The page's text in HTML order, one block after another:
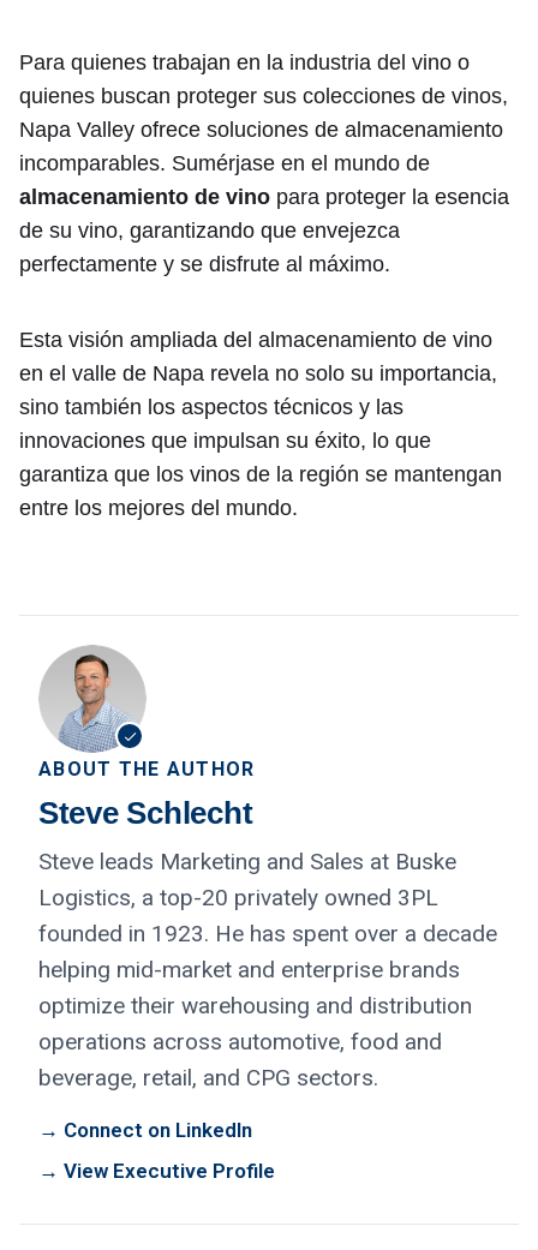
Para quienes trabajan en la industria del vino o
quienes buscan proteger sus colecciones de vinos,
Napa Valley ofrece soluciones de almacenamiento
incomparables. Sumérjase en el mundo de
almacenamiento de vino para proteger la esencia
de su vino, garantizando que envejezca
perfectamente y se disfrute al máximo.
Esta visión ampliada del almacenamiento de vino
en el valle de Napa revela no solo su importancia,
sino también los aspectos técnicos y las
innovaciones que impulsan su éxito, lo que
garantiza que los vinos de la región se mantengan
entre los mejores del mundo.
ABOUT THE AUTHOR
Steve Schlecht
Steve leads Marketing and Sales at Buske
Logistics, a top-20 privately owned 3PL
founded in 1923. He has spent over a decade
helping mid-market and enterprise brands
optimize their warehousing and distribution
operations across automotive, food and
beverage, retail, and CPG sectors.
→ Connect on LinkedIn
→ View Executive Profile